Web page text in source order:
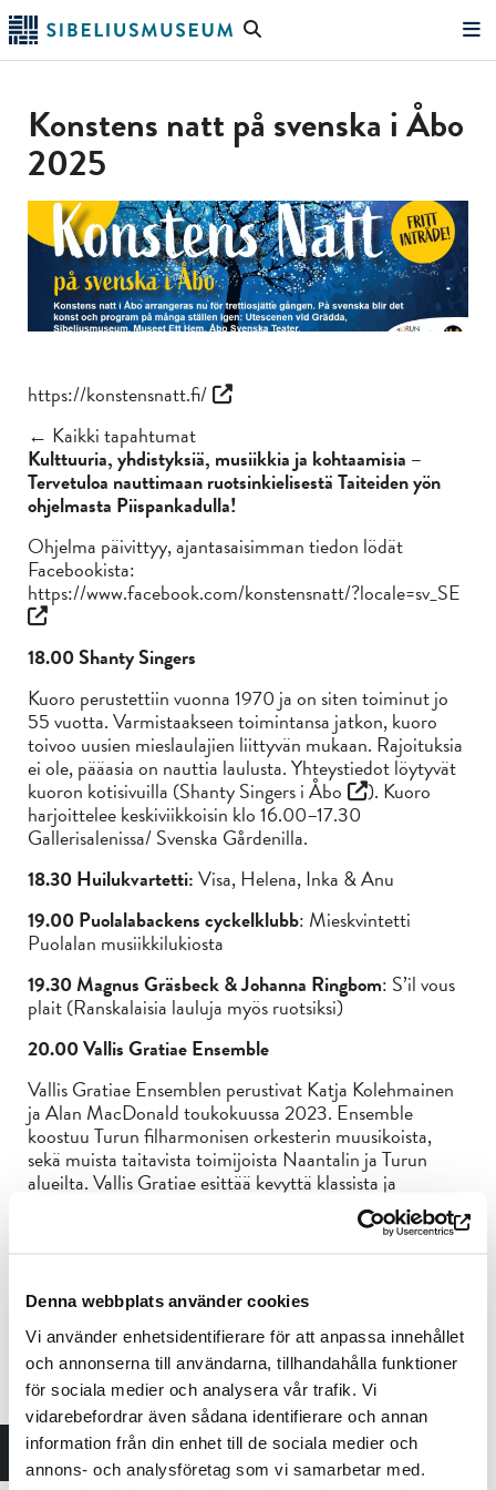
Denna webbplats använder cookies
Vi använder enhetsidentifierare för att anpassa innehållet
och annonserna till användarna, tillhandahålla funktioner
för sociala medier och analysera vår trafik. Vi
vidarebefordrar även sådana identifierare och annan
information från din enhet till de sociala medier och
annons- och analysföretag som vi samarbetar med.
Siirry
pääsisältöön
Hae
Konstens natt på svenska i Åbo
2025
https://konstensnatt.fi/
← Kaikki tapahtumat
Kulttuuria, yhdistyksiä, musiikkia ja kohtaamisia –
Tervetuloa nauttimaan ruotsinkielisestä Taiteiden yön
ohjelmasta Piispankadulla!
Ohjelma päivittyy, ajantasaisimman tiedon lödät
Facebookista:
https://www.facebook.com/konstensnatt/?locale=sv_SE
18.00 Shanty Singers
Kuoro perustettiin vuonna 1970 ja on siten toiminut jo
55 vuotta. Varmistaakseen toimintansa jatkon, kuoro
toivoo uusien mieslaulajien liittyvän mukaan. Rajoituksia
ei ole, pääasia on nauttia laulusta. Yhteystiedot löytyvät
kuoron kotisivuilla (Shanty Singers i Åbo ). Kuoro
harjoittelee keskiviikkoisin klo 16.00–17.30
Gallerisalenissa/ Svenska Gårdenilla.
18.30 Huilukvartetti:Visa, Helena, Inka & Anu
19.00 Puolalabackens cyckelklubb: Mieskvintetti
Puolalan musiikkilukiosta
19.30 Magnus Gräsbeck & Johanna Ringbom: S’il vous
plait (Ranskalaisia lauluja myös ruotsiksi)
20.00 Vallis Gratiae Ensemble
Vallis Gratiae Ensemblen perustivat Katja Kolehmainen
ja Alan MacDonald toukokuussa 2023. Ensemble
koostuu Turun filharmonisen orkesterin muusikoista,
sekä muista taitavista toimijoista Naantalin ja Turun
alueilta. Vallis Gratiae esittää kevyttä klassista ja
populaarimusiikkia, jossa äänenpaino on viihteessä.
Repertuaariimme kuuluu klassisia teoksia Bachilta,
Rachamaninovilta ja Griegiltä. Elokuvamusiikin osalta
säveltäjiin kuuluu mm. John Williams, Gregson-Williams,
Mancini ja Morricone.
20.30 Vysotski Ensemble: (Koreografia ja tanssi –
Evgeny Kostyukov & Marjan Raar. Musiikki ja laulu –
Mihail Ionin & Petri Rajala)
21.15 Katyayani